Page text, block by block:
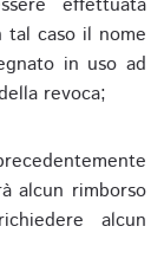
tal caso il nome
in uso ad
revoca;
alcun rimborso
alcun